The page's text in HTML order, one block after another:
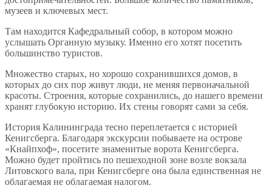
музеев и ключевых мест.
Там находится Кафедральный собор, в котором можно
услышать Органную музыку. Именно его хотят посетить
большинство туристов.
Множество старых, но хорошо сохранившихся домов, в
которых до сих пор живут люди, не меняя первоначальной
красоты. Строения, которые сохранились, до нашего времени
хранят глубокую историю. Их стены говорят сами за себя.
История Калининграда тесно переплетается с историей
Кенигсберга. Благодаря экскурсии побываете на острове
«Кнайпхоф», посетите знаменитые ворота Кенигсберга.
Можно будет пройтись по пешеходной зоне возле вокзала
Литовского вала, при Кенигсберге она была единственная не
облагаемая не облагаемая налогом.